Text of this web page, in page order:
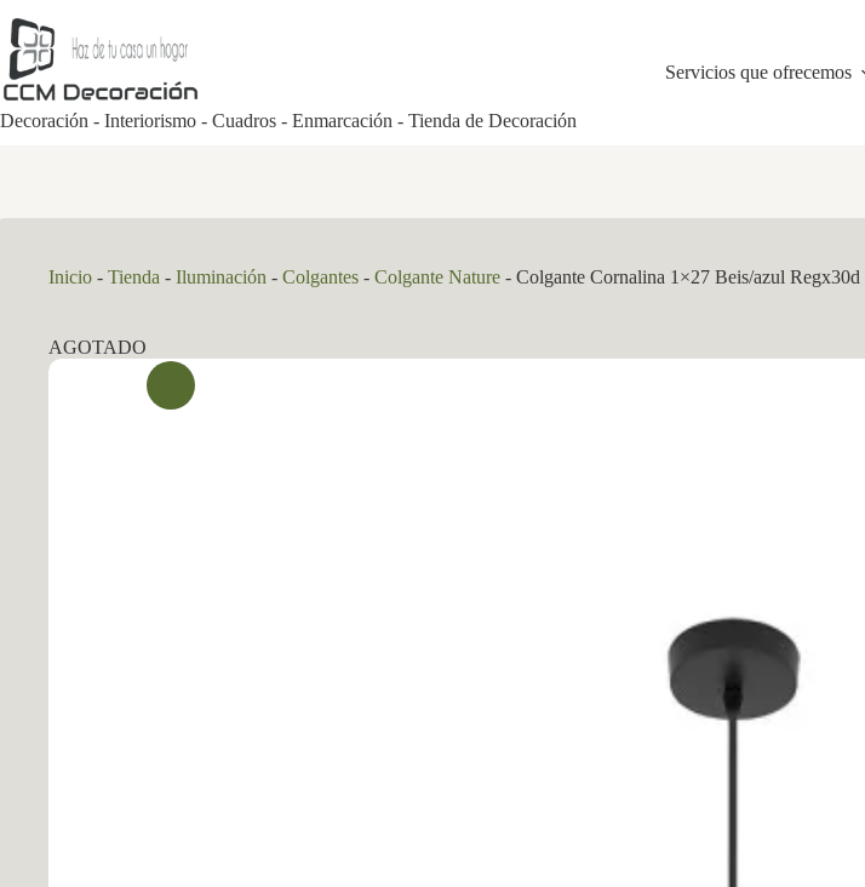
al
contenido
Decoración - Interiorismo - Cuadros - Enmarcación - Tienda de Decoración
Servicios que ofrecemos
Inicio - Tienda - Iluminación - Colgantes - Colgante Nature - Colgante Cornalina 1×27 Beis/azul Regx30d
AGOTADO